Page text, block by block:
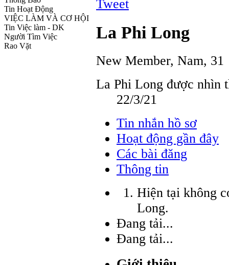
Tin Hoạt Động
VIỆC LÀM VÀ CƠ HỘI
Tin Việc làm - DK
Người Tìm Việc
Rao Vặt
Tweet
La Phi Long
New Member, Nam, 31
La Phi Long được nhìn
22/3/21
Tin nhắn hồ sơ
Hoạt động gần đây
Các bài đăng
Thông tin
Hiện tại không
Long.
Đang tải...
Đang tải...